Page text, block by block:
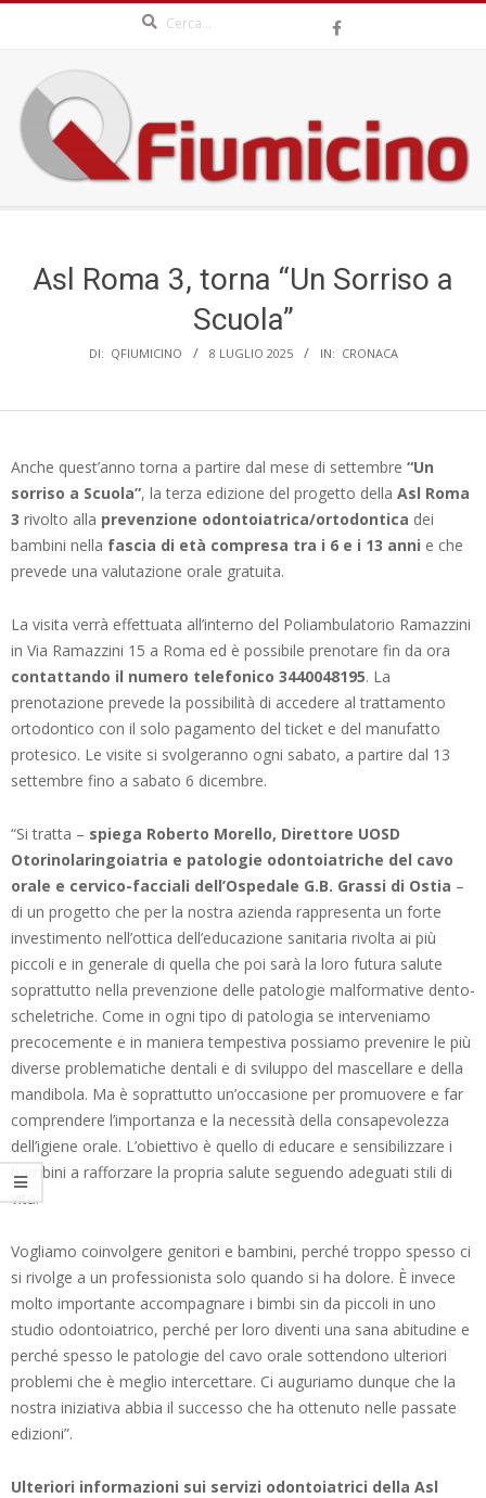
content
QFIUMICINO.COM
MenuAsl Roma 3, torna “Un Sorriso a
Scuola”
DI: QFIUMICINO 8 LUGLIO 2025 IN: CRONACA
Anche quest’anno torna a partire dal mese di settembre “Un
sorriso a Scuola”, la terza edizione del progetto della Asl Roma
3 rivolto alla prevenzione odontoiatrica/ortodontica dei
bambini nella fascia di età compresa tra i 6 e i 13 anni e che
prevede una valutazione orale gratuita.
La visita verrà effettuata all’interno del Poliambulatorio Ramazzini
in Via Ramazzini 15 a Roma ed è possibile prenotare fin da ora
contattando il numero telefonico 3440048195. La
prenotazione prevede la possibilità di accedere al trattamento
ortodontico con il solo pagamento del ticket e del manufatto
protesico. Le visite si svolgeranno ogni sabato, a partire dal 13
settembre fino a sabato 6 dicembre.
“Si tratta – spiega Roberto Morello, Direttore UOSD
Otorinolaringoiatria e patologie odontoiatriche del cavo
orale e cervico-facciali dell’Ospedale G.B. Grassi di Ostia –
di un progetto che per la nostra azienda rappresenta un forte
investimento nell’ottica dell’educazione sanitaria rivolta ai più
piccoli e in generale di quella che poi sarà la loro futura salute
soprattutto nella prevenzione delle patologie malformative dento-
scheletriche. Come in ogni tipo di patologia se interveniamo
precocemente e in maniera tempestiva possiamo prevenire le più
diverse problematiche dentali e di sviluppo del mascellare e della
mandibola. Ma è soprattutto un’occasione per promuovere e far
comprendere l’importanza e la necessità della consapevolezza
dell’igiene orale. L’obiettivo è quello di educare e sensibilizzare i
bambini a rafforzare la propria salute seguendo adeguati stili di
vita.
Vogliamo coinvolgere genitori e bambini, perché troppo spesso ci
si rivolge a un professionista solo quando si ha dolore. È invece
molto importante accompagnare i bimbi sin da piccoli in uno
studio odontoiatrico, perché per loro diventi una sana abitudine e
perché spesso le patologie del cavo orale sottendono ulteriori
problemi che è meglio intercettare. Ci auguriamo dunque che la
nostra iniziativa abbia il successo che ha ottenuto nelle passate
edizioni”.
Ulteriori informazioni sui servizi odontoiatrici della Asl